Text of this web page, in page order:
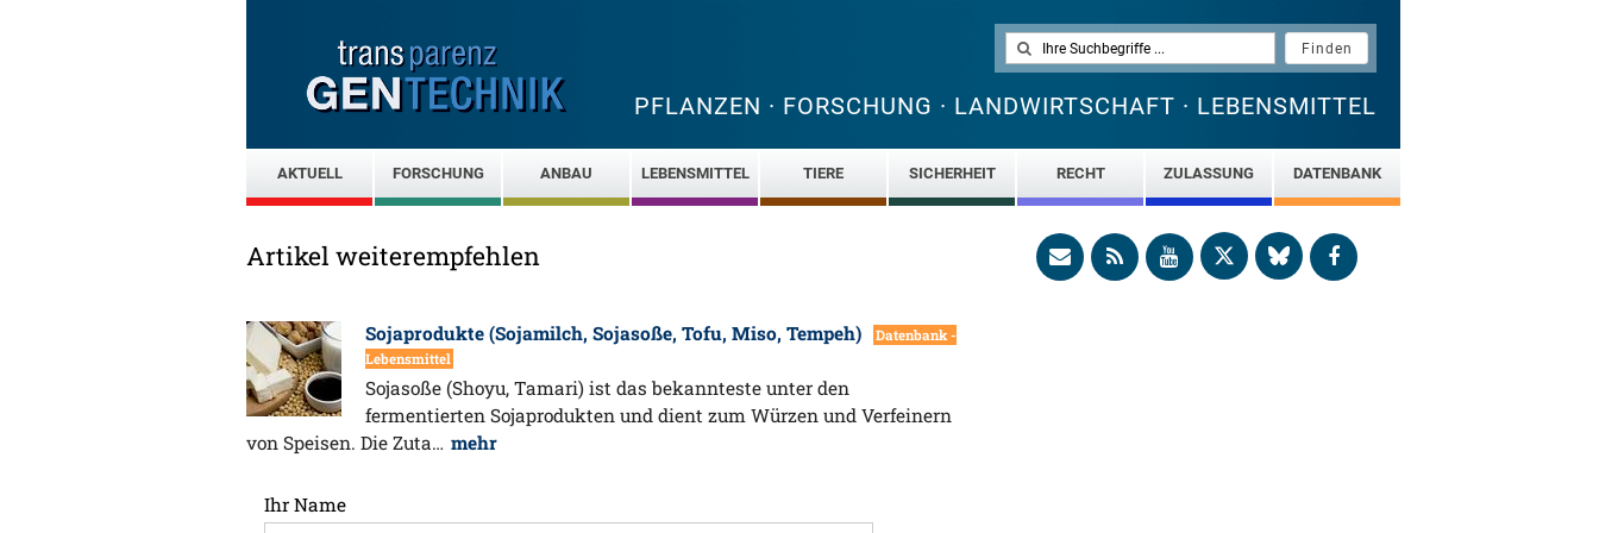
PFLANZEN · FORSCHUNG · LANDWIRTSCHAFT · LEBENSMITTEL
AKTUELL FORSCHUNG ANBAU LEBENSMITTEL TIERE SICHERHEIT RECHT ZULASSUNG DATENBANK
Artikel weiterempfehlen
Sojaprodukte (Sojamilch, Sojasoße, Tofu, Miso, Tempeh)
Datenbank -
Lebensmittel
Sojasoße (Shoyu, Tamari) ist das bekannteste unter den
fermentierten Sojaprodukten und dient zum Würzen und Verfeinern
von Speisen. Die Zuta… mehr
Ihr Name